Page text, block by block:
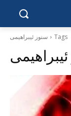
Tags سنور ئیبراهیمی